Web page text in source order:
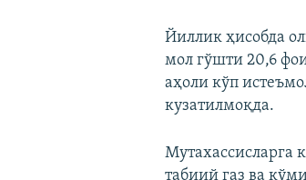
Йиллик ҳисобда
мол гўшти 20,6
аҳоли кўп
кузатилмоқда.
Мутахассисларга
табиий газ ва